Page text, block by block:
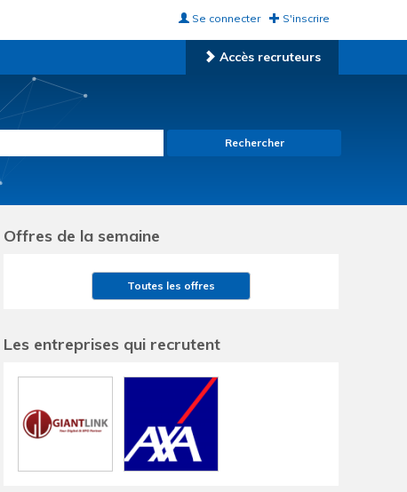
S'inscrire
Se connecter
Accès recruteurs
Rechercher
Offres de la semaine
Toutes les offres
Les entreprises qui recrutent